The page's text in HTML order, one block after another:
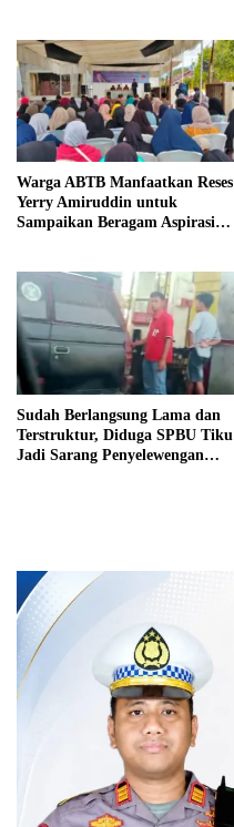
Warga ABTB Manfaatkan Reses
Yerry Amiruddin untuk
Sampaikan Beragam Aspirasi
Sudah Berlangsung Lama dan
Terstruktur, Diduga SPBU Tiku
Jadi Sarang Penyelewengan